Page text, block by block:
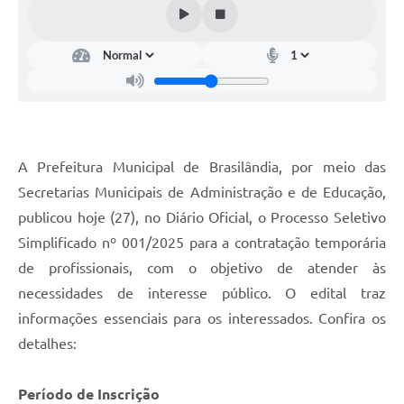
A Prefeitura Municipal de Brasilândia, por meio das
Secretarias Municipais de Administração e de Educação,
publicou hoje (27), no Diário Oficial, o Processo Seletivo
Simplificado nº 001/2025 para a contratação temporária
de profissionais, com o objetivo de atender às
necessidades de interesse público. O edital traz
informações essenciais para os interessados. Confira os
detalhes:
Período de Inscrição